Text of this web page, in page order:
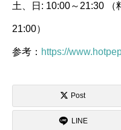
土、日: 10:00～21:30 （
21:00）
参考： https://
Post
LINE